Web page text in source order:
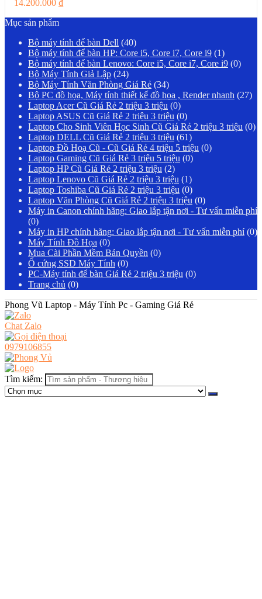
14.200.000 ₫
Mục sản phẩm
Bộ máy tính để bàn Dell (40)
Bộ máy tính để bàn HP: Core i5, Core i7, Core i9 (1)
Bộ máy tính để bàn Lenovo: Core i5, Core i7, Core i9 (0)
Bộ Máy Tính Giả Lập (24)
Bộ Máy Tính Văn Phòng Giá Rẻ (34)
Bộ PC đồ họa, Máy tính thiết kế đồ họa , Render nhanh (27)
Laptop Acer Cũ Giá Rẻ 2 triệu 3 triệu (0)
Laptop ASUS Cũ Giá Rẻ 2 triệu 3 triệu (0)
Laptop Cho Sinh Viên Học Sinh Cũ Giá Rẻ 2 triệu 3 triệu (0)
Laptop DELL Cũ Giá Rẻ 2 triệu 3 triệu (61)
Laptop Đồ Hoạ Cũ - Cũ Giá Rẻ 4 triệu 5 triệu (0)
Laptop Gaming Cũ Giá Rẻ 3 triệu 5 triệu (0)
Laptop HP Cũ Giá Rẻ 2 triệu 3 triệu (2)
Laptop Lenovo Cũ Giá Rẻ 2 triệu 3 triệu (1)
Laptop Toshiba Cũ Giá Rẻ 2 triệu 3 triệu (0)
Laptop Văn Phòng Cũ Giá Rẻ 2 triệu 3 triệu (0)
Máy in Canon chính hãng: Giao lắp tận nơi - Tư vấn miễn phí
(0)
Máy in HP chính hãng: Giao lắp tận nơi - Tư vấn miễn phí (0)
Máy Tính Đồ Họa (0)
Mua Cài Phần Mềm Bản Quyền (0)
Ổ cứng SSD Máy Tính (0)
PC-Máy tính để bàn Giá Rẻ 2 triệu 3 triệu (0)
Trang chủ (0)
Phong Vũ Laptop - Máy Tính Pc - Gaming Giá Rẻ
Chat Zalo
0979106855
Tìm kiếm: